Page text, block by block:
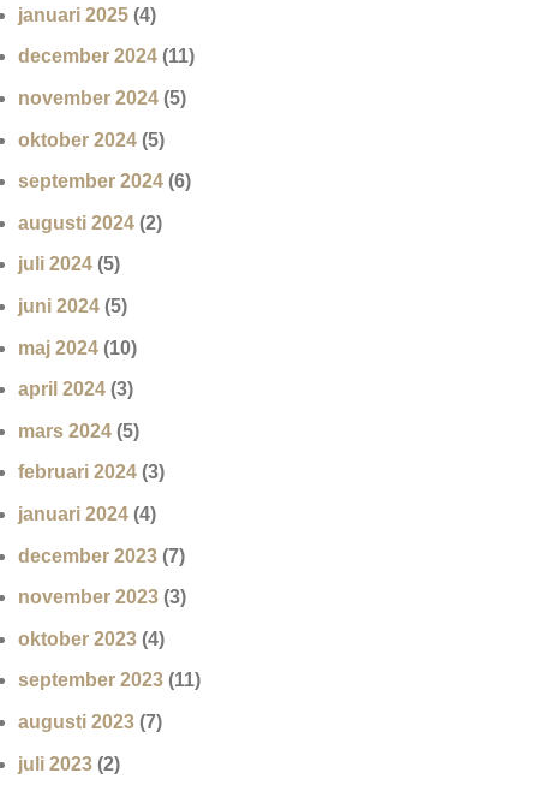
januari 2025 (4)
december 2024 (11)
november 2024 (5)
oktober 2024 (5)
september 2024 (6)
augusti 2024 (2)
juli 2024 (5)
juni 2024 (5)
maj 2024 (10)
april 2024 (3)
mars 2024 (5)
februari 2024 (3)
januari 2024 (4)
december 2023 (7)
november 2023 (3)
oktober 2023 (4)
september 2023 (11)
augusti 2023 (7)
juli 2023 (2)